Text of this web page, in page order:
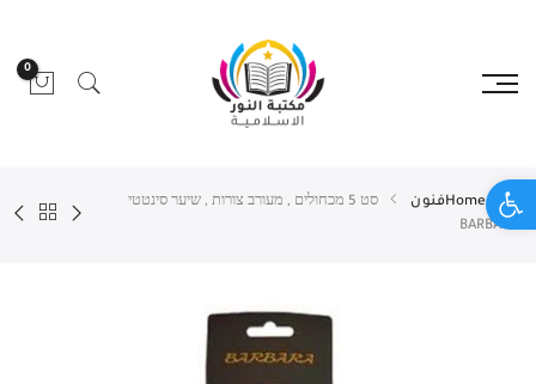
Open toolbar
0
Homeفنون
סט 5 מכחולים , מעורב צורות , שיער סינטטי
BARBARA